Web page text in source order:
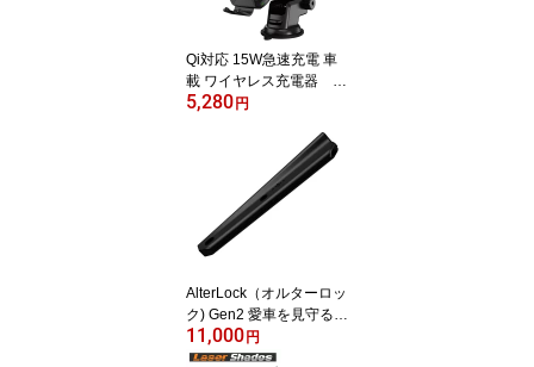
災安全協会認定済 蓄電
量450Wh AC出力500W
Qi対応 15W急速充電 車
載 ワイヤレス充電器 電
動自動開閉 クーリング
ート 高冷却機能 高充
電効率 スマホ温度上昇
抑制 スーパーキャパシ
タ内蔵 アイフォン ア
ンドロイド 吸盤スタン
ド エアコン吹き出し口
5,280円
AlterLock（オルターロッ
ク) Gen2 愛車を見守るサ
イクルガード スポーツ
自転車（ロードバイク
11,000円